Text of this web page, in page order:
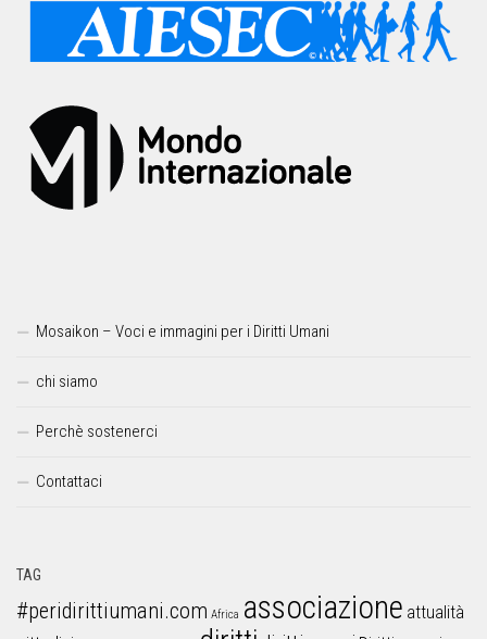
Mosaikon – Voci e immagini per i Diritti Umani
chi siamo
Perchè sostenerci
Contattaci
TAG
#peridirittiumani.com Africa associazione attualità